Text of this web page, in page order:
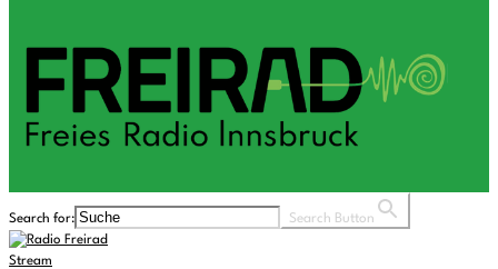
Search for: Search Button
Stream